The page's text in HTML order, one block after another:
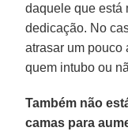
daquele que está
dedicação. No
atrasar um pouco
quem intubo ou
Também não
camas para